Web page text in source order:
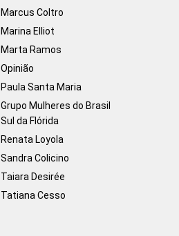
Marcus Coltro
Marina Elliot
Marta Ramos
Opinião
Paula Santa Maria
Grupo Mulheres do Brasil
Sul da Flórida
Renata Loyola
Sandra Colicino
Taiara Desirée
Tatiana Cesso